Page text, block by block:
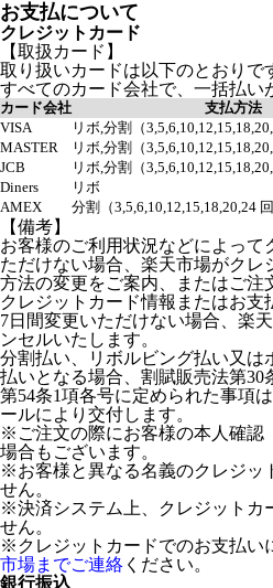
お支払について
クレジットカード
【取扱カード】
取り扱いカードは以下のとおりで
すべてのカード会社で、一括払い
カード会社
支払方法
VISA
リボ,分割（
MASTER
リボ,分割（
JCB
リボ,分割（
Diners
リボ
AMEX
分割（3,5,6,10,12,15,18,20,24
【備考】
お客様のご利用状況などによって
ただけない場合、楽天市場がクレ
方法の変更をご案内、またはご注
クレジットカード情報またはお支
7日間変更いただけない場合、楽
ンセルいたします。
分割払い、リボルビング払い又は
払いとなる場合、割賦販売法第30
第54条1項各号に定められた事項
ールにより交付します。
※ご注文の際にお客様の本人確認
場合もございます。
※お客様と異なる名義のクレジッ
せん。
※決済システム上、クレジットカ
せん。
※クレジットカードでのお支払い
市場までご連絡 ください。
銀行振込